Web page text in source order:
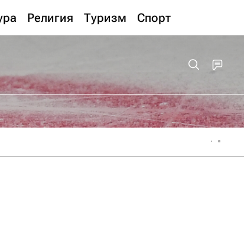
Религия Туризм Спорт